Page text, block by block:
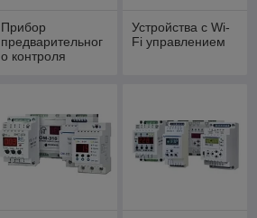
Прибор
предварительног
о контроля
Устройства с Wi-
Fi управлением